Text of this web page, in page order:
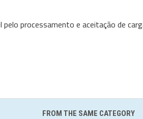
processamento e aceitação de
FROM THE SAME CATEGORY